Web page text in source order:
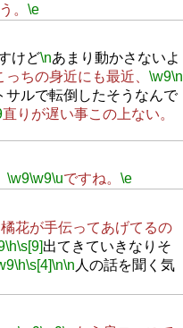
。 \e
けど\nあまり動かさないよ
っちの身近にも最近、 \w9\n
サルで転倒したそうなんで
直りが遅い事この上ない。
\w9\w9\uですね。 \e
花が手伝ってあげてるの
\h\s[9]出てきていきなりそ
\h\s[4]\n\n 人の話を聞く気